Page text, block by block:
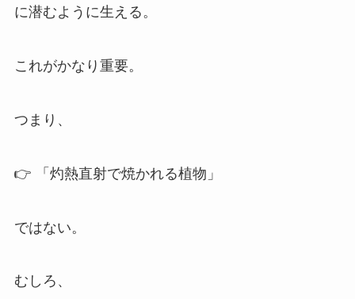
に潜むように生える。
これがかなり重要。
つまり、
👉 「灼熱直射で焼かれる植物」
ではない。
むしろ、